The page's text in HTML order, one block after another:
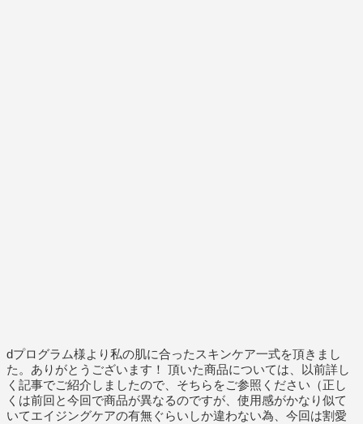
dプログラム様より私の肌に合ったスキンケア一式を頂きまし
た。ありがとうございます！ 頂いた商品については、以前詳し
く記事でご紹介しましたので、そちらをご参照ください（正し
くは前回と今回で商品が異なるのですが、使用感がかなり似て
いてエイジングケアの有無ぐらいしか違わない為、今回は割愛